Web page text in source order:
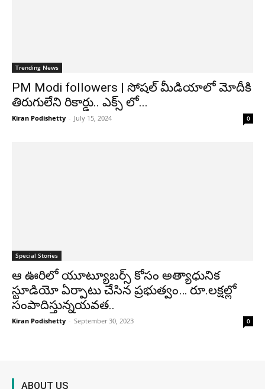
Trending News
PM Modi followers | సోషల్ మీడియాలో మోదీకి
తిరుగులేని రికార్డు.. ఎక్స్ లో...
Kiran Podishetty - July 15, 2024 0
Special Stories
ఆ ఊరిలో యూట్యూబర్స్ కోసం అత్యాధునిక
స్టూడియో ఏర్పాటు చేసిన ప్రభుత్వం… రూ.లక్షల్లో
సంపాదిస్తున్నయవత..
Kiran Podishetty - September 30, 2023 0
ABOUT US